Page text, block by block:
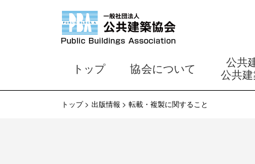
トップ 協会について
公共
公共建
トップ 出版情報 転載・複製に関すること